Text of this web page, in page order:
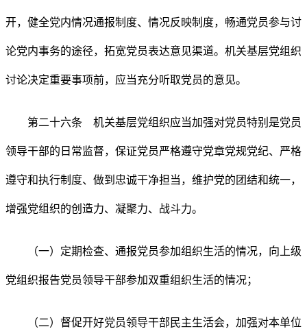
开，健全党内情况通报制度、情况反映制度，畅通党员参与讨
论党内事务的途径，拓宽党员表达意见渠道。机关基层党组织
讨论决定重要事项前，应当充分听取党员的意见。
第二十六条 机关基层党组织应当加强对党员特别是党员
领导干部的日常监督，保证党员严格遵守党章党规党纪、严格
遵守和执行制度、做到忠诚干净担当，维护党的团结和统一，
增强党组织的创造力、凝聚力、战斗力。
（一）定期检查、通报党员参加组织生活的情况，向上级
党组织报告党员领导干部参加双重组织生活的情况；
（二）督促开好党员领导干部民主生活会，加强对本单位